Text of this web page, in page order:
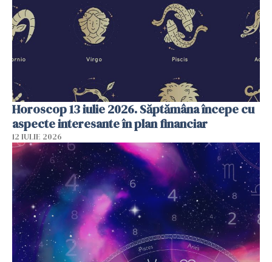
Horoscop 13 iulie 2026. Săptămâna începe cu
aspecte interesante în plan financiar
12 IULIE 2026